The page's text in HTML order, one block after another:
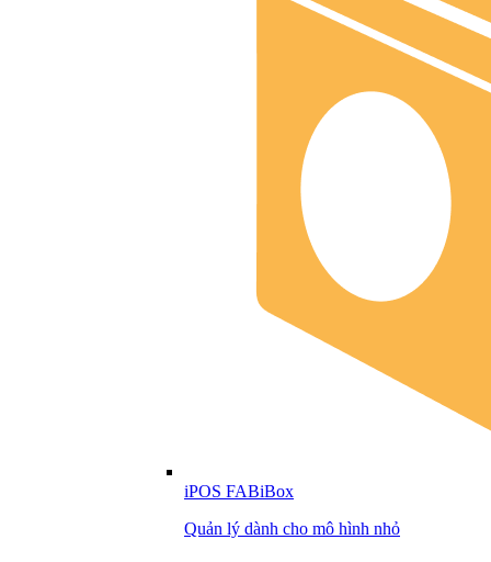
iPOS FABiBox
Quản lý dành cho mô hình nhỏ